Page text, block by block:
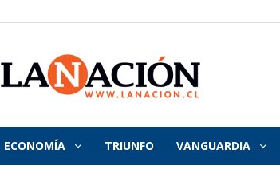
La
ECONOMÍA TRIUNFO VANGUARDIA